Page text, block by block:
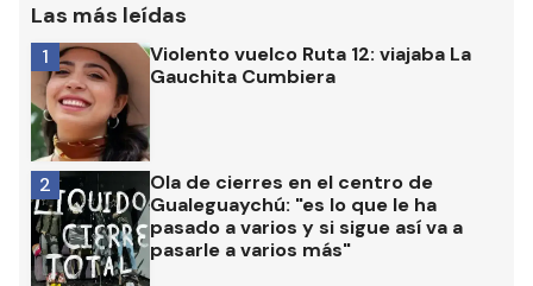
Las más leídas
Violento vuelco Ruta 12: viajaba La
Gauchita Cumbiera
1
Ola de cierres en el centro de
Gualeguaychú: "es lo que le ha
pasado a varios y si sigue así va a
pasarle a varios más"
2